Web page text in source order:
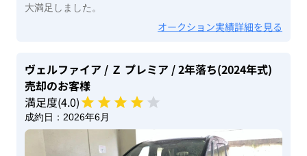
大満足しました。
オークション実績詳細を見る
ヴェルファイア / Ｚ プレミア / 2年落ち(2024年式)
売却のお客様
満足度(4.0)
成約日： 2026年6月